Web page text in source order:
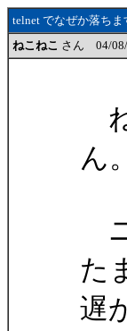
telnet でなぜか落ちま
ねこねこ さん 04/08/
ん。
た
遅